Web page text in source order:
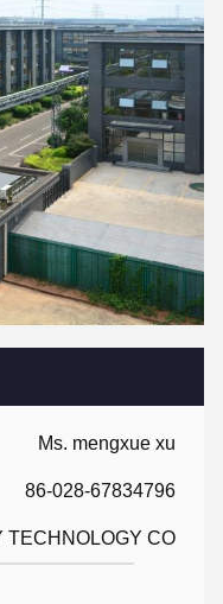
Ms. mengxue xu
86-028-67834796
TECHNOLOGY CO